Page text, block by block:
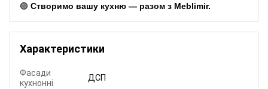
🟢 Створимо вашу кухню — разом з Meblimir.
Характеристики
Фасади
кухнонні
ДСП